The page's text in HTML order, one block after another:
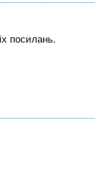
посилань.